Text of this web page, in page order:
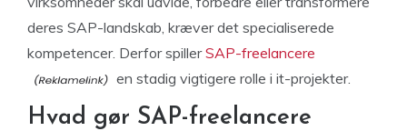
deres SAP-landskab, kræver det specialiserede
kompetencer. Derfor spillerSAP-freelancere
en stadig vigtigere rolle i it-projekter.
Hvad gør SAP-freelancere